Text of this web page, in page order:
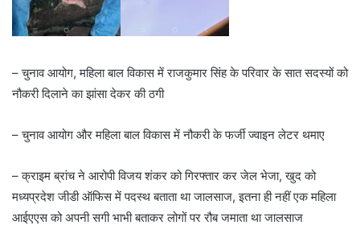
– चुनाव आयोग, महिला बाल विकास में राजकुमार सिंह के परिवार के सात सदस्यों को
नौकरी दिलाने का झांसा देकर की ठगी
– चुनाव आयोग और महिला बाल विकास में नौकरी के फर्जी ज्वाइन लेटर थमाए
– क्राइम ब्रांच ने आरोपी विजय शंकर को गिरफ्तार कर जेल भेजा, खुद को
मध्यप्रदेश जीडी ऑफिस में पदस्थ बताता था जालसाज, इतना ही नहीं एक महिला
आईएएस को अपनी सगी भाभी बताकर लोगों पर रौब जमाता था जालसाज